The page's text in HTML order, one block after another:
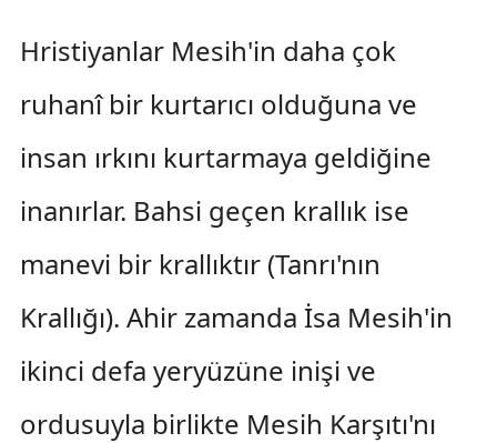
Hristiyanlar Mesih'in daha çok
ruhanî bir kurtarıcı olduğuna ve
insan ırkını kurtarmaya geldiğine
inanırlar. Bahsi geçen krallık ise
manevi bir krallıktır (Tanrı'nın
Krallığı). Ahir zamanda İsa Mesih'in
ikinci defa yeryüzüne inişi ve
ordusuyla birlikte Mesih Karşıtı'nı